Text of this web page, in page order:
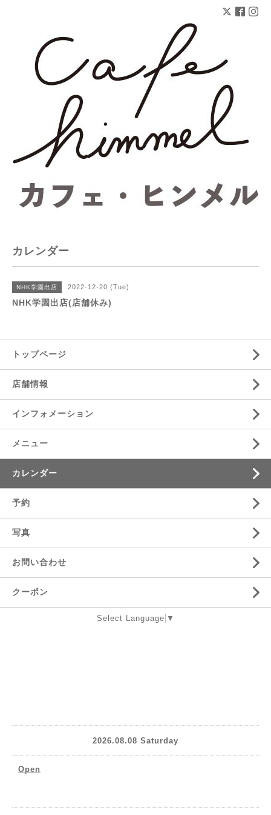
カレンダー
NHK学園出店 2022-12-20 (Tue)
NHK学園出店(店舗休み)
トップページ
店舗情報
インフォメーション
メニュー
カレンダー
予約
写真
お問い合わせ
クーポン
Select Language ▼
2026.08.08 Saturday
Open